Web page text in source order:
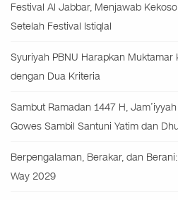
Festival Al Jabbar, Menjawab
Setelah Festival Istiqlal
Syuriyah PBNU Harapkan
dengan Dua Kriteria
Sambut Ramadan 1447 H,
Gowes Sambil Santuni Yatim dan
Berpengalaman, Berakar, dan
Way 2029